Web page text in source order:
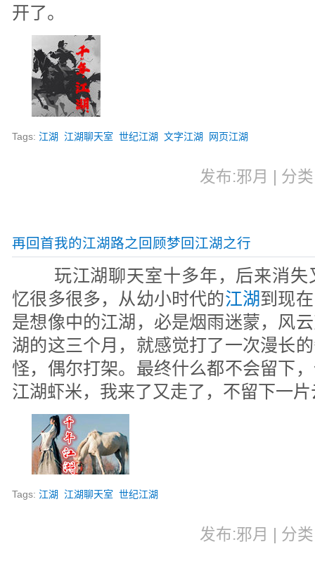
开了。
Tags:江湖 江湖聊天室 世纪江湖 文字江湖 网页江湖
发布:邪月 | 分
再回首我的江湖路之回顾梦回江湖之行
玩江湖聊天室十多年，后来消失
忆很多很多，从幼小时代的江湖到现
是想像中的江湖，必是烟雨迷蒙，风
湖的这三个月，就感觉打了一次漫长
怪，偶尔打架。最终什么都不会留下
江湖虾米，我来了又走了，不留下一
Tags:江湖 江湖聊天室 世纪江湖
发布:邪月 | 分